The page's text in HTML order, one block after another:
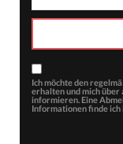
Ich möchte den
erhalten und mich
informieren. Eine
Informationen finde ich